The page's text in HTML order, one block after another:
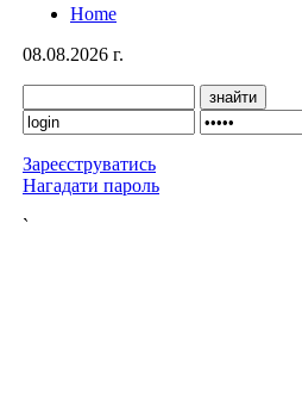
Home
08.08.2026 г.
Зареєструватись
Нагадати пароль
`